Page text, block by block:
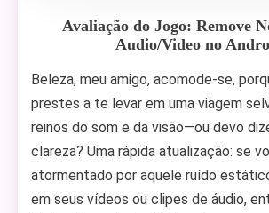
Avaliação do Jogo: Remove
Audio/Video no
Beleza, meu amigo, acomode-se,
prestes a te levar em uma viagem
reinos do som e da visão—ou devo
clareza? Uma rápida atualização: se
atormentado por aquele ruído
em seus vídeos ou clipes de áudio,